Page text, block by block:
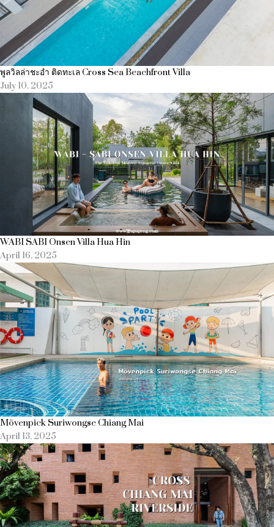
พูลวิลล่าชะอำ ติดทะเล Cross Sea Beachfront Villa
July 10, 2025
WABI SABI Onsen Villa Hua Hin
April 16, 2025
Mövenpick Suriwongse Chiang Mai
April 13, 2025